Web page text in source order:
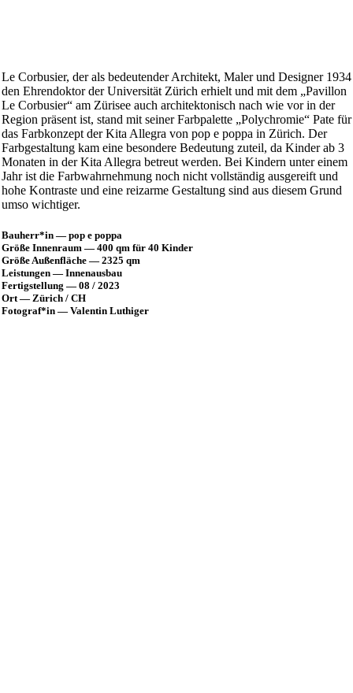
Le Corbusier, der als bedeutender Architekt, Maler und Designer 1934
den Ehrendoktor der Universität Zürich erhielt und mit dem „Pavillon
Le Corbusier“ am Zürisee auch architektonisch nach wie vor in der
Region präsent ist, stand mit seiner Farbpalette „Polychromie“ Pate für
das Farbkonzept der Kita Allegra von pop e poppa in Zürich. Der
Farbgestaltung kam eine besondere Bedeutung zuteil, da Kinder ab 3
Monaten in der Kita Allegra betreut werden. Bei Kindern unter einem
Jahr ist die Farbwahrnehmung noch nicht vollständig ausgereift und
hohe Kontraste und eine reizarme Gestaltung sind aus diesem Grund
umso wichtiger.
Bauherr*in — pop e poppa
Größe Innenraum — 400 qm für 40 Kinder
Größe Außenfläche — 2325 qm
Leistungen — Innenausbau
Fertigstellung — 08 / 2023
Ort — Zürich / CH
Fotograf*in — Valentin Luthiger